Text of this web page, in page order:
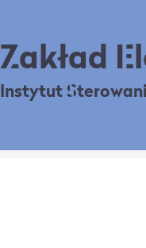
Zakład
Instytut